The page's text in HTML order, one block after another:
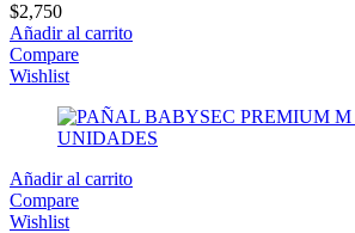
$2,750
Añadir al carrito
Compare
Wishlist
Añadir al carrito
Compare
Wishlist